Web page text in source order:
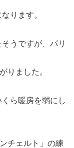
ります。
うですが、パリ
りました。
ら暖房を弱にし
チェルト」の練